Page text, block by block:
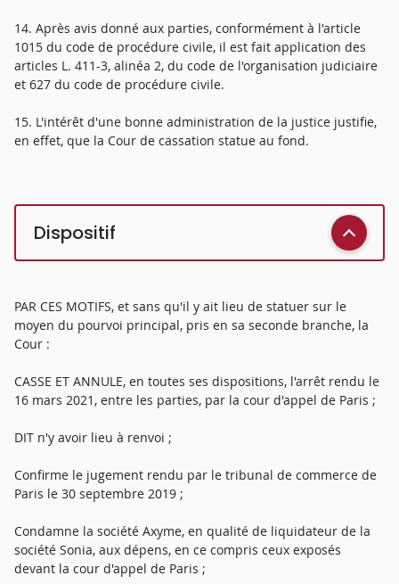
14. Après avis donné aux parties, conformément à l'article
1015 du code de procédure civile, il est fait application des
articles L. 411-3, alinéa 2, du code de l'organisation judiciaire
et 627 du code de procédure civile.
15. L'intérêt d'une bonne administration de la justice justifie,
en effet, que la Cour de cassation statue au fond.
Dispositif
PAR CES MOTIFS, et sans qu'il y ait lieu de statuer sur le
moyen du pourvoi principal, pris en sa seconde branche, la
Cour :
CASSE ET ANNULE, en toutes ses dispositions, l'arrêt rendu le
16 mars 2021, entre les parties, par la cour d'appel de Paris ;
DIT n'y avoir lieu à renvoi ;
Confirme le jugement rendu par le tribunal de commerce de
Paris le 30 septembre 2019 ;
Condamne la société Axyme, en qualité de liquidateur de la
société Sonia, aux dépens, en ce compris ceux exposés
devant la cour d'appel de Paris ;